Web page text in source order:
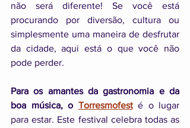
não será diferente! Se você está
procurando por diversão, cultura ou
simplesmente uma maneira de desfrutar
da cidade, aqui está o que você não
pode perder.
Para os amantes da gastronomia e da
boa música, o Torresmofest é o lugar
para estar. Este festival celebra todas as